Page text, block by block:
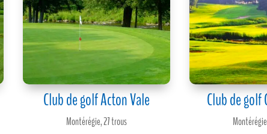
Club de golf Acton Vale
Montérégie,27 trous
Club de
Montérégie